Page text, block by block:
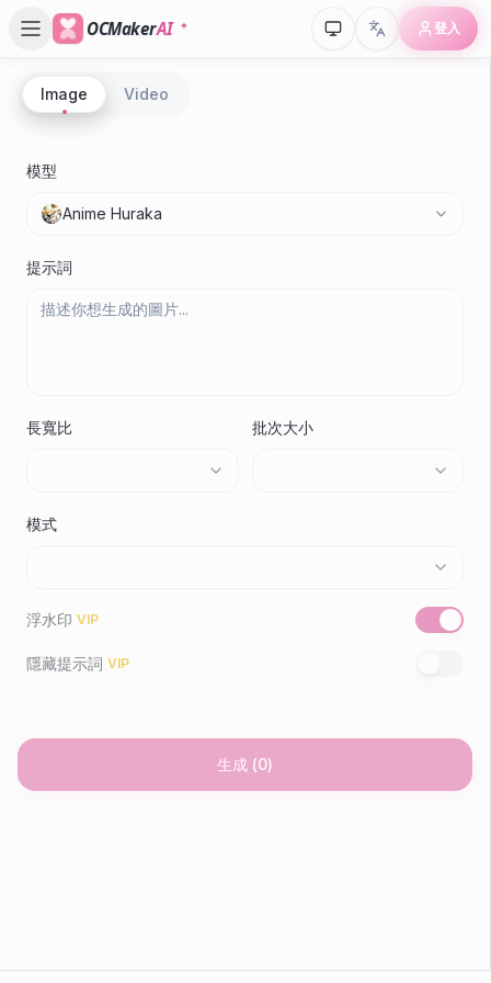
OCMakerAI 登入
Image Video
模型
Anime Huraka
提示詞
長寬比 批次大小
模式
浮水印 VIP
隱藏提示詞 VIP
生成 (0)